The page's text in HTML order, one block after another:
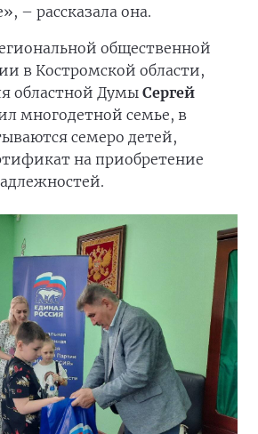
– рассказала она.
общественной
в Костромской области,
областной Думы Сергей
многодетной семье, в
семеро детей,
на приобретение